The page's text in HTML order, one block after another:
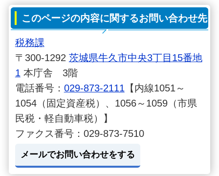
このページの内容に関するお問い合わせ先
税務課
〒300-1292 茨城県牛久市中央3丁目15番地
1 本庁舎 3階
電話番号： 029-873-2111 【内線1051～
1054（固定資産税）、1056～1059（市県
民税・軽自動車税）】
ファクス番号：029-873-7510
メールでお問い合わせをする